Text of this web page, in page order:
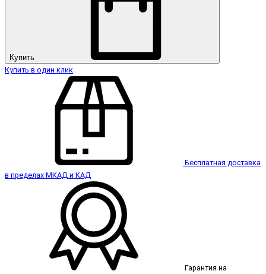
Купить
Купить в один клик
Бесплатная доставка
в пределах МКАД и КАД
Гарантия на